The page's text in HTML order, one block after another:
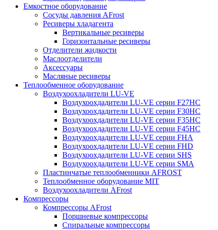
Емкостное оборудование
Сосуды давления AFrost
Ресиверы хладагента
Вертикальные ресиверы
Горизонтальные ресиверы
Отделители жидкости
Маслоотделители
Аксессуары
Масляные ресиверы
Теплообменное оборудование
Воздухоохладители LU-VE
Воздухоохдадители LU-VE серии F27HC
Воздухоохдадители LU-VE серии F30HC
Воздухоохдадители LU-VE серии F35HC
Воздухоохдадители LU-VE серии F45HC
Воздухоохдадители LU-VE серии FHA
Воздухоохдадители LU-VE серии FHD
Воздухоохдадители LU-VE серии SHS
Воздухоохдадители LU-VE серии SMA
Пластинчатые теплообменники AFROST
Теплообменное оборудование MIT
Воздухоохладители AFrost
Компрессоры
Компрессоры AFrost
Поршневые компрессоры
Спиральные компрессоры